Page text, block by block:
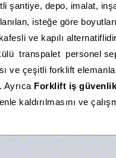
şantiye, depo, imalat,
isteğe göre
ve kapılı
transpalet personel
ve çeşitli forklift
Ayrıca Forklift iş güvenlik
kaldırılmasını ve